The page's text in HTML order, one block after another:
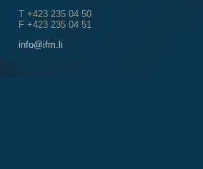
T +423 235 04 50
F +423 235 04 51
info@ifm.li